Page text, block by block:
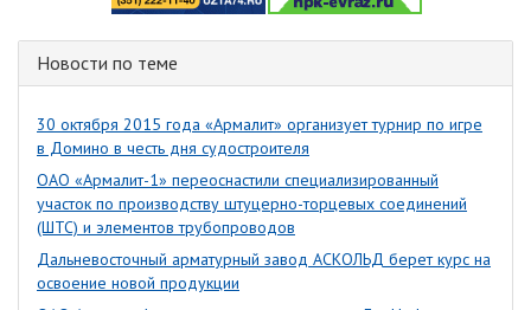
Новости по теме
30 октября 2015 года «Армалит» организует турнир по игре
в Домино в честь дня судостроителя
ОАО «Армалит-1» переоснастили специализированный
участок по производству штуцерно-торцевых соединений
(ШТС) и элементов трубопроводов
Дальневосточный арматурный завод АСКОЛЬД берет курс на
освоение новой продукции